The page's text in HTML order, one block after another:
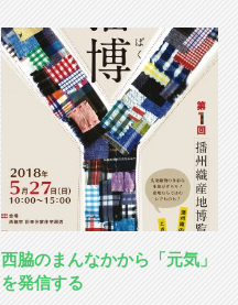
西脇のまんなかから「元気」
を発信する